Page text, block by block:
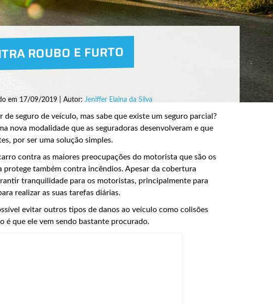
ROUBO E FURTO
em 17/09/2019 | Autor: Jeniffer Elaina da Silva
seguro de veículo, mas sabe que existe um seguro parcial?
nova modalidade que as seguradoras desenvolveram e que
por ser uma solução simples.
contra as maiores preocupações do motorista que são os
protege também contra incêndios. Apesar da cobertura
tranquilidade para os motoristas, principalmente para
realizar as suas tarefas diárias.
evitar outros tipos de danos ao veículo como colisões
é que ele vem sendo bastante procurado.